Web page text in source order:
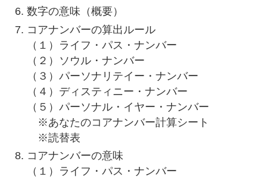
数字の意味（概要）
コアナンバーの算出ルール
（１）ライフ・パス・ナンバー
（２）ソウル・ナンバー
（３）パーソナリテイー・ナンバー
（４）ディスティニー・ナンバー
（５）パーソナル・イヤー・ナンバー
※あなたのコアナンバー計算シート
※読替表
コアナンバーの意味
（１）ライフ・パス・ナンバー